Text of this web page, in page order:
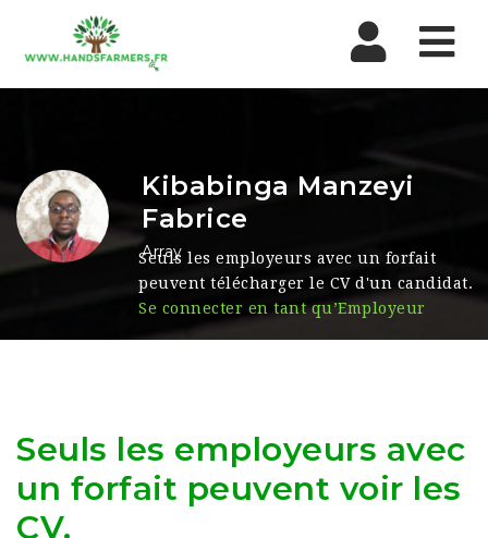
Seuls les employeurs avec un forfait
peuvent télécharger le CV d'un candidat.
Se connecter en tant qu’Employeur
Kibabinga Manzeyi
Fabrice
Array
Seuls les employeurs avec
un forfait peuvent voir les
CV.